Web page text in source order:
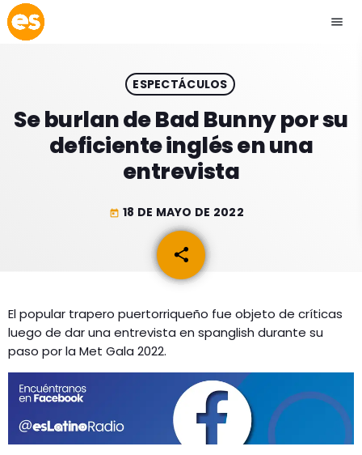
menu
EMISIÓN LA PAZ
EMISIÓN COCHABAMBA
ACTUALIDAD
ESPECTÁCULOS
MÚSICA
ENTRETENIMIENTO
PROGRAMACIÓN
INICIO
RADIO SPLENDID
ESPECTÁCULOS
Se burlan de Bad Bunny por su
deficiente inglés en una
entrevista
today 18 DE MAYO DE 2022
share
email
El popular trapero puertorriqueño fue objeto de críticas
luego de dar una entrevista en spanglish durante su
paso por la Met Gala 2022.